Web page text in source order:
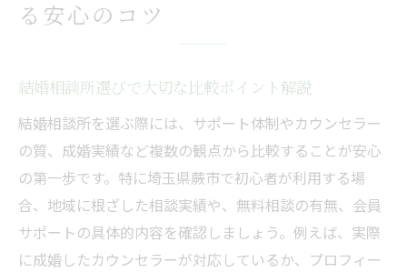
る安心のコツ
結婚相談所選びで大切な比較ポイント解説
結婚相談所を選ぶ際には、サポート体制やカウンセラー
の質、成婚実績など複数の観点から比較することが安心
の第一歩です。特に埼玉県蕨市で初心者が利用する場
合、地域に根ざした相談実績や、無料相談の有無、会員
サポートの具体的内容を確認しましょう。例えば、実際
に成婚したカウンセラーが対応しているか、プロフィー